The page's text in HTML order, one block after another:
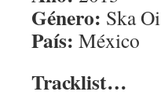
Género: Ska
País: México
Tracklist…